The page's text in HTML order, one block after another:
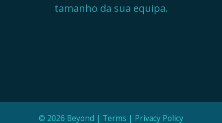
tamanho da sua equipa.
© 2026 Beyond | Terms | Privacy Policy